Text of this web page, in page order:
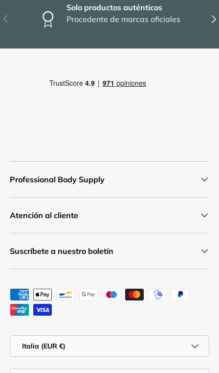
Anterior
Solo productos auténticos
Procedente de marcas oficiales
Professional Body Supply
Atención al cliente
Suscríbete a nuestro boletín
Formas de pago aceptadas
Italia (EUR €)